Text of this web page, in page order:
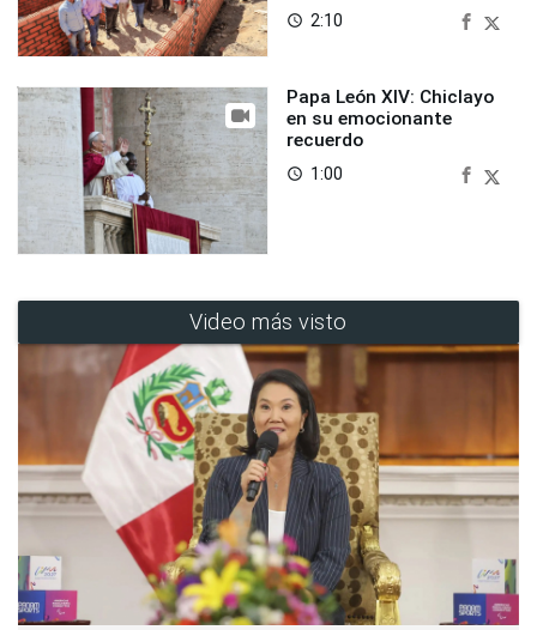
access_time 2:10
Papa León XIV: Chiclayo
en su emocionante
recuerdo
access_time 1:00
Video más visto